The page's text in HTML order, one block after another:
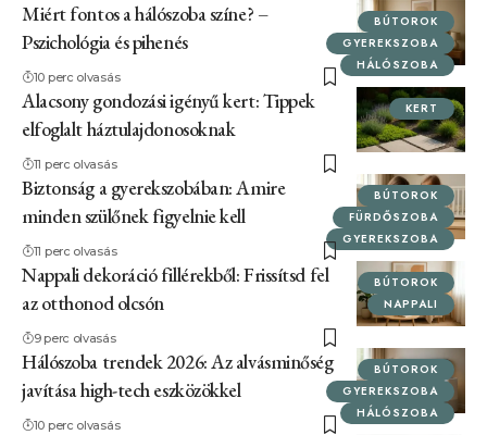
BÚTOROK
GYEREKSZOBA
HÁLÓSZOBA
Miért fontos a hálószoba színe? –
Pszichológia és pihenés
10 perc olvasás
KERT
Alacsony gondozási igényű kert: Tippek
elfoglalt háztulajdonosoknak
11 perc olvasás
BÚTOROK
FÜRDŐSZOBA
GYEREKSZOBA
Biztonság a gyerekszobában: Amire
minden szülőnek figyelnie kell
11 perc olvasás
BÚTOROK
NAPPALI
Nappali dekoráció fillérekből: Frissítsd fel
az otthonod olcsón
9 perc olvasás
BÚTOROK
GYEREKSZOBA
HÁLÓSZOBA
Hálószoba trendek 2026: Az alvásminőség
javítása high-tech eszközökkel
10 perc olvasás